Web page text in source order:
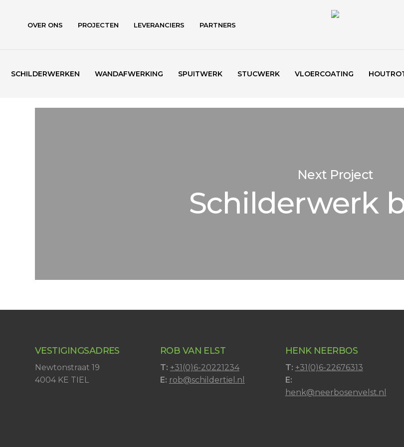
OVER ONS PROJECTEN LEVERANCIERS PARTNERS
SCHILDERWERKEN WANDAFWERKING SPUITWERK STUCWERK VLOERCOATING
Next Project
Schilderwerk
VESTIGINGSADRES
Newtonstraat 19
4004 KE TIEL
ROB VAN ELST
T: +31(0)6-20221234
E: rob@schildertiel.nl
HENK NEERBOS
T: +31(0)6-22676313
E:
henk@neerbosenvelst.nl